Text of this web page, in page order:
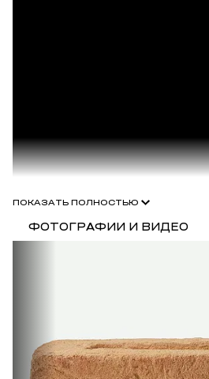
завод готов изготовить любые
индивидуальным лекалам:
ПОКАЗАТЬ ПОЛНОСТЬЮ
ФОТОГРАФИИ И ВИДЕО